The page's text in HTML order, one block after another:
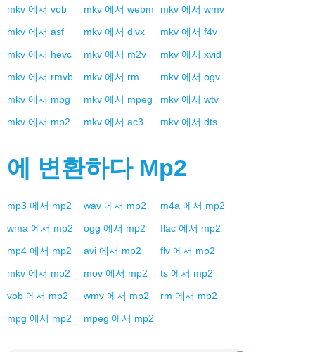
mkv 에서 vob mkv 에서 webm mkv 에서 wmv
mkv 에서 asf mkv 에서 divx mkv 에서 f4v
mkv 에서 hevc mkv 에서 m2v mkv 에서 xvid
mkv 에서 rmvb mkv 에서 rm mkv 에서 ogv
mkv 에서 mpg mkv 에서 mpeg mkv 에서 wtv
mkv 에서 mp2 mkv 에서 ac3 mkv 에서 dts
에 변환하다 Mp2
mp3 에서 mp2 wav 에서 mp2 m4a 에서 mp2
wma 에서 mp2 ogg 에서 mp2 flac 에서 mp2
mp4 에서 mp2 avi 에서 mp2 flv 에서 mp2
mkv 에서 mp2 mov 에서 mp2 ts 에서 mp2
vob 에서 mp2 wmv 에서 mp2 rm 에서 mp2
mpg 에서 mp2 mpeg 에서 mp2